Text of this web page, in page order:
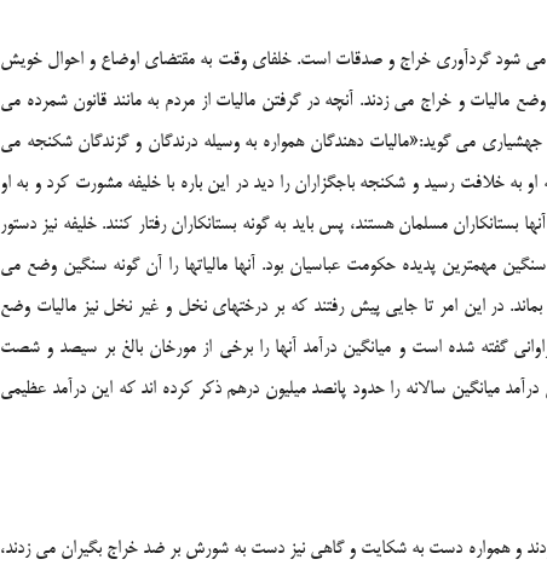
می شود گردآوری خراج و صدقات است. خلفای وقت به مقتضای اوضاع و احوال خویش
و خراج می زدند. آنچه در گرفتن مالیات از مردم به مانند قانون شمرده می
می گوید:«مالیات دهندگان همواره به وسیله درندگان و گزندگان شکنجه می
خلافت رسید و شکنجه باجگزاران را دید در این باره با خلیفه مشورت کرد و به او
بستانکاران مسلمان هستند، پس باید به گونه بستانکاران رفتار کنند. خلیفه نیز دستور
را شکنجه نکنند.(1) وضع خراج سنگین مهمترین پدیده حکومت عباسیان بود. آنها مالیاتها را آن گونه سنگین وضع می
بماند. در این امر تا جایی پیش رفتند که بر درختهای نخل و غیر نخل نیز مالیات وضع
فراوانی گفته شده است و میانگین درآمد آنها را برخی از مورخان بالغ بر سیصد و شصت
طول یک سال تخمین زده اند.(3) و برخی درآمد میانگین سالانه را حدود پانصد میلیون درهم ذکر کرده اند که این درآمد عظیمی
و همواره دست به شکایت و گاهی نیز دست به شورش بر ضد خراج بگیران می زدند،